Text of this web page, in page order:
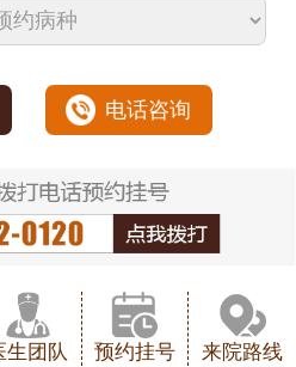
电话咨询
生团队 预约挂号 来院路线